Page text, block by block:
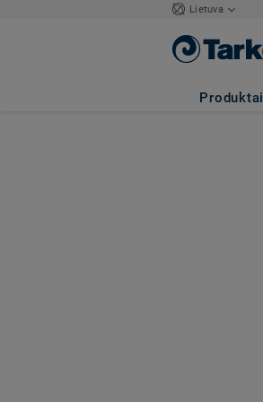
Lietuva
Produktai